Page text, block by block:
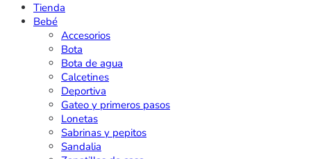
Tienda
Bebé
Accesorios
Bota
Bota de agua
Calcetines
Deportiva
Gateo y primeros pasos
Lonetas
Sabrinas y pepitos
Sandalia